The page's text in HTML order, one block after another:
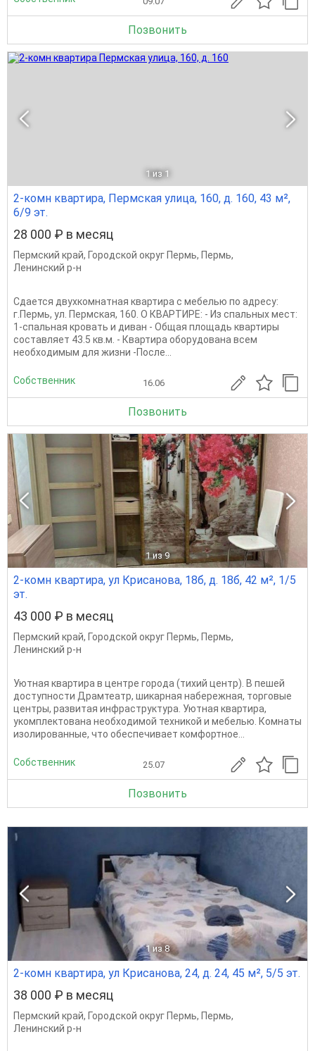
Позвонить
1 из 1
2-комн квартира, Пермская улица, 160, д. 160, 43 м²,
6/9 эт.
28 000 ₽ в месяц
Пермский край, Городской округ Пермь, Пермь,
Ленинский р-н
Сдается двухкомнатная квартира с мебелью по адресу:
г.Пермь, ул. Пермская, 160. О КВАРТИРЕ: - Из спальных мест:
1-спальная кровать и диван - Общая площадь квартиры
составляет 43.5 кв.м. - Квартира оборудована всем
необходимым для жизни -После...
Собственник 16.06
Позвонить
1 из 9
2-комн квартира, ул Крисанова, 18б, д. 18б, 42 м², 1/5
эт.
43 000 ₽ в месяц
Пермский край, Городской округ Пермь, Пермь,
Ленинский р-н
Уютная квартира в центре города (тихий центр). В пешей
доступности Драмтеатр, шикарная набережная, торговые
центры, развитая инфраструктура. Уютная квартира,
укомплектована необходимой техникой и мебелью. Комнаты
изолированные, что обеспечивает комфортное...
Собственник 25.07
Позвонить
1 из 8
2-комн квартира, ул Крисанова, 24, д. 24, 45 м², 5/5 эт.
38 000 ₽ в месяц
Пермский край, Городской округ Пермь, Пермь,
Ленинский р-н